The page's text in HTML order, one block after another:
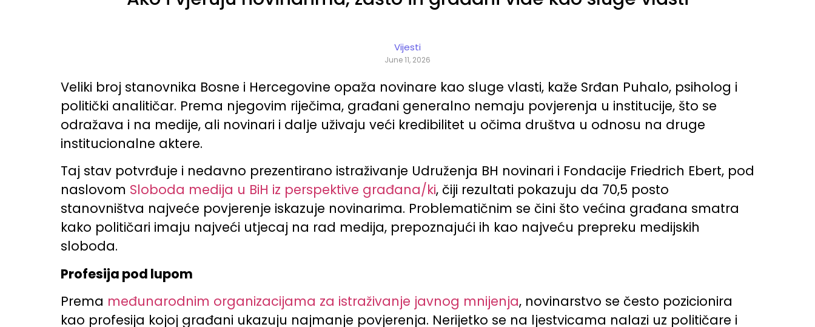
Vijesti
June 11, 2026
Veliki broj stanovnika Bosne i Hercegovine opaža novinare kao sluge vlasti, kaže Srđan Puhalo, psiholog i
politički analitičar. Prema njegovim riječima, građani generalno nemaju povjerenja u institucije, što se
odražava i na medije, ali novinari i dalje uživaju veći kredibilitet u očima društva u odnosu na druge
institucionalne aktere.
Taj stav potvrđuje i nedavno prezentirano istraživanje Udruženja BH novinari i Fondacije Friedrich Ebert, pod
naslovom Sloboda medija u BiH iz perspektive građana/ki, čiji rezultati pokazuju da 70,5 posto
stanovništva najveće povjerenje iskazuje novinarima. Problematičnim se čini što većina građana smatra
kako političari imaju najveći utjecaj na rad medija, prepoznajući ih kao najveću prepreku medijskih
sloboda.
Profesija pod lupom
Prema međunarodnim organizacijama za istraživanje javnog mnijenja, novinarstvo se često pozicionira
kao profesija kojoj građani ukazuju najmanje povjerenja. Nerijetko se na ljestvicama nalazi uz političare i